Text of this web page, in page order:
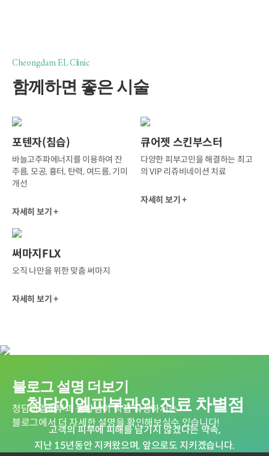
Cheongdam EL Clinic
함께하면 좋은 시술
포텐자(침습)
바늘고주파에너지를 이용하여 잔
주름, 모공, 흉터, 탄력, 여드름, 기미
개선
자세히 보기 +
큐어젯 스킨부스터
다양한 피부고민을 해결하는 최고
의 VIP 리쥬비네이션 치료
자세히 보기 +
써마지FLX
오직 나만을 위한 맞춤 써마지
자세히 보기 +
청담이엘피부과의 진료 차별점
고객의 피부에 피해를 남기지 않겠다는 약속,
지난 15년동안 지켜왔으며, 앞으로도 지키겠습니다.
블로그 설명 더보기
청담이엘피부과 원장님이 직접 작성하시는
블로그에서 더 자세한 설명을 확인해보실수 있습니다!